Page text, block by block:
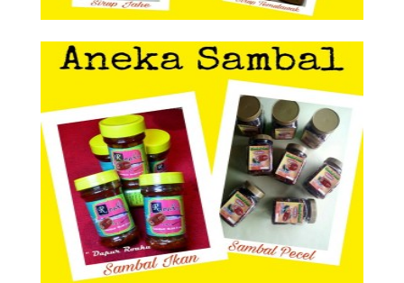
Aneka Sambal
Aneka Sambal